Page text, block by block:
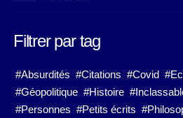
Filtrer par tag
#Absurdités #Citations #Covid
#Géopolitique #Histoire
#Personnes #Petits écrits